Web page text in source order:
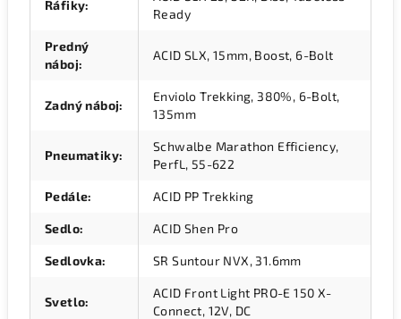
Ráfiky:
Ready
Predný
náboj:
ACID SLX, 15mm, Boost, 6-Bolt
Zadný náboj:
Enviolo Trekking, 380%, 6-Bolt,
135mm
Pneumatiky:
Schwalbe Marathon Efficiency,
PerfL, 55-622
Pedále: ACID PP Trekking
Sedlo: ACID Shen Pro
Sedlovka: SR Suntour NVX, 31.6mm
Svetlo:
ACID Front Light PRO-E 150 X-
Connect, 12V, DC